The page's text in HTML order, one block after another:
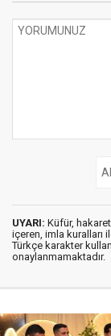
UYARI: Küfür,
içeren, imla kuralları
Türkçe karakter
onaylanmamaktadır.